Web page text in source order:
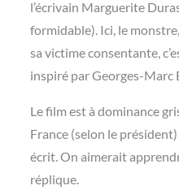
l’écrivain Marguerite
formidable). Ici, le
sa victime consentante,
inspiré par Georges-Marc
Le film est à dominance
France (selon le
écrit. On aimerait
réplique.